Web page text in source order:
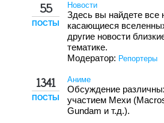
55
ПОСТЫ
Новости
Здесь вы найдете все
касающиеся
другие новости
тематике.
Модератор: Репортеры
1341
ПОСТЫ
Аниме
Обсуждение
участием Мехи
Gundam и т.д.).